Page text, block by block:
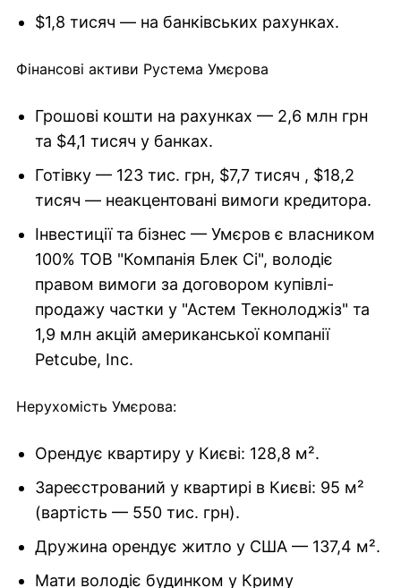
$1,8 тисяч — на банківських рахунках.
Фінансові активи Рустема Умєрова
Грошові кошти на рахунках — 2,6 млн грн
та $4,1 тисяч у банках.
Готівку — 123 тис. грн, $7,7 тисяч , $18,2
тисяч — неакцентовані вимоги кредитора.
Інвестиції та бізнес — Умєров є власником
100% ТОВ "Компанія Блек Сі", володіє
правом вимоги за договором купівлі-
продажу частки у "Астем Текнолоджіз" та
1,9 млн акцій американської компанії
Petcube, Inc.
Нерухомість Умєрова:
Орендує квартиру у Києві: 128,8 м².
Зареєстрований у квартирі в Києві: 95 м²
(вартість — 550 тис. грн).
Дружина орендує житло у США — 137,4 м².
Мати володіє будинком у Криму